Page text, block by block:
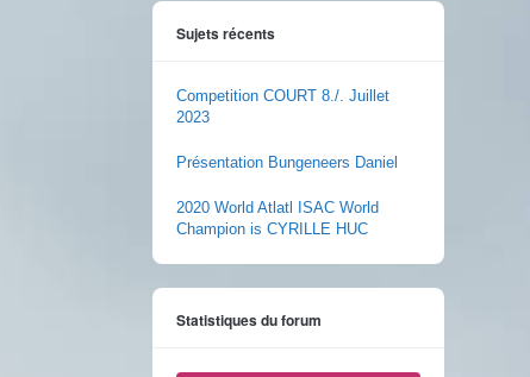
Sujets récents
Competition COURT 8./. Juillet
2023
Présentation Bungeneers Daniel
2020 World Atlatl ISAC World
Champion is CYRILLE HUC
Statistiques du forum